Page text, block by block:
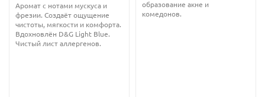
Очищающие продукты до 4%
Аромат с нотами мускуса и
фрезии. Создаёт ощущение
чистоты, мягкости и комфорта.
Вдохновлён D&G Light Blue.
Чистый лист аллергенов.
образование акне и
комедонов.